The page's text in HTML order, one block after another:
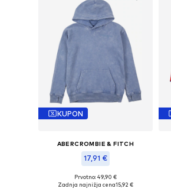
KUPON
ABERCROMBIE & FITCH
17,91 €
Prvotno: 49,90 €
Zadnja najnižja cena15,92 €